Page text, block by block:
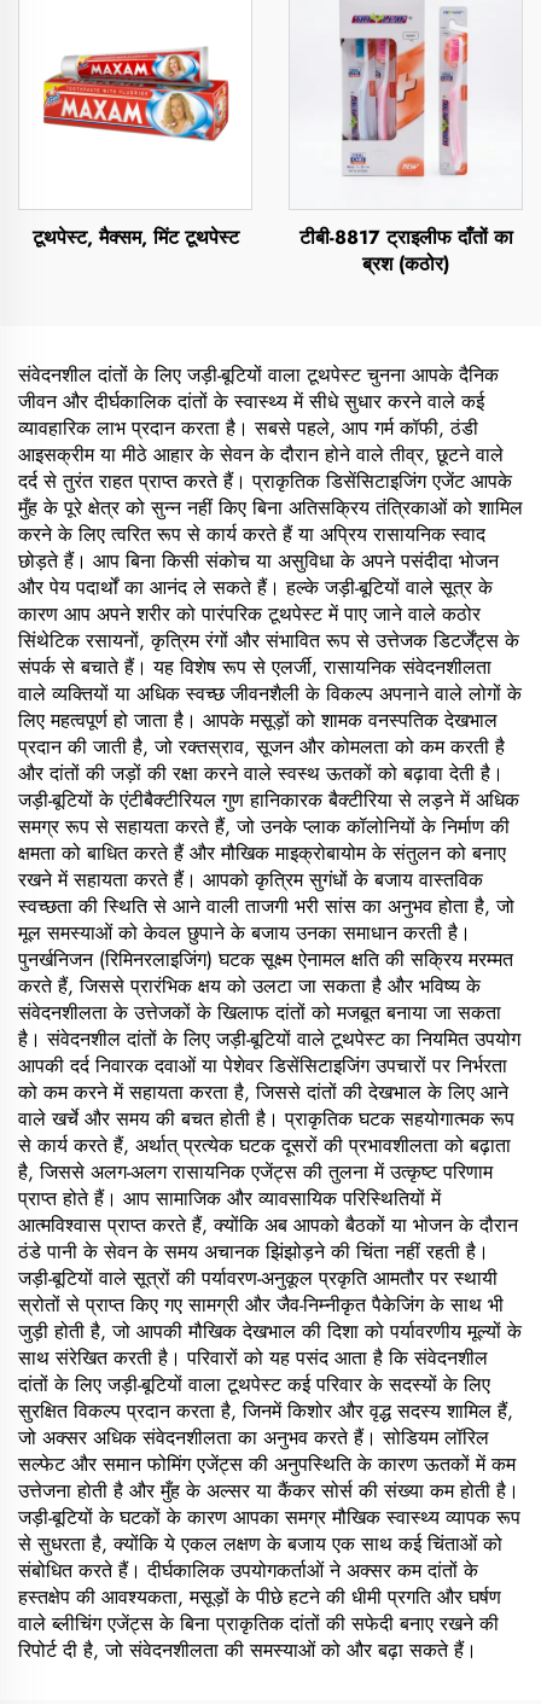
टूथपेस्ट, मैक्सम, मिंट टूथपेस्ट
टीबी-8817 ट्राइलीफ दाँतों का
ब्रश (कठोर)
संवेदनशील दांतों के लिए जड़ी-बूटियों वाला टूथपेस्ट चुनना आपके दैनिक
जीवन और दीर्घकालिक दांतों के स्वास्थ्य में सीधे सुधार करने वाले कई
व्यावहारिक लाभ प्रदान करता है। सबसे पहले, आप गर्म कॉफी, ठंडी
आइसक्रीम या मीठे आहार के सेवन के दौरान होने वाले तीव्र, छूटने वाले
दर्द से तुरंत राहत प्राप्त करते हैं। प्राकृतिक डिसेंसिटाइजिंग एजेंट आपके
मुँह के पूरे क्षेत्र को सुन्न नहीं किए बिना अतिसक्रिय तंत्रिकाओं को शामिल
करने के लिए त्वरित रूप से कार्य करते हैं या अप्रिय रासायनिक स्वाद
छोड़ते हैं। आप बिना किसी संकोच या असुविधा के अपने पसंदीदा भोजन
और पेय पदार्थों का आनंद ले सकते हैं। हल्के जड़ी-बूटियों वाले सूत्र के
कारण आप अपने शरीर को पारंपरिक टूथपेस्ट में पाए जाने वाले कठोर
सिंथेटिक रसायनों, कृत्रिम रंगों और संभावित रूप से उत्तेजक डिटर्जेंट्स के
संपर्क से बचाते हैं। यह विशेष रूप से एलर्जी, रासायनिक संवेदनशीलता
वाले व्यक्तियों या अधिक स्वच्छ जीवनशैली के विकल्प अपनाने वाले लोगों के
लिए महत्वपूर्ण हो जाता है। आपके मसूड़ों को शामक वनस्पतिक देखभाल
प्रदान की जाती है, जो रक्तस्राव, सूजन और कोमलता को कम करती है
और दांतों की जड़ों की रक्षा करने वाले स्वस्थ ऊतकों को बढ़ावा देती है।
जड़ी-बूटियों के एंटीबैक्टीरियल गुण हानिकारक बैक्टीरिया से लड़ने में अधिक
समग्र रूप से सहायता करते हैं, जो उनके प्लाक कॉलोनियों के निर्माण की
क्षमता को बाधित करते हैं और मौखिक माइक्रोबायोम के संतुलन को बनाए
रखने में सहायता करते हैं। आपको कृत्रिम सुगंधों के बजाय वास्तविक
स्वच्छता की स्थिति से आने वाली ताजगी भरी सांस का अनुभव होता है, जो
मूल समस्याओं को केवल छुपाने के बजाय उनका समाधान करती है।
पुनर्खनिजन (रिमिनरलाइजिंग) घटक सूक्ष्म ऐनामल क्षति की सक्रिय मरम्मत
करते हैं, जिससे प्रारंभिक क्षय को उलटा जा सकता है और भविष्य के
संवेदनशीलता के उत्तेजकों के खिलाफ दांतों को मजबूत बनाया जा सकता
है। संवेदनशील दांतों के लिए जड़ी-बूटियों वाले टूथपेस्ट का नियमित उपयोग
आपकी दर्द निवारक दवाओं या पेशेवर डिसेंसिटाइजिंग उपचारों पर निर्भरता
को कम करने में सहायता करता है, जिससे दांतों की देखभाल के लिए आने
वाले खर्चे और समय की बचत होती है। प्राकृतिक घटक सहयोगात्मक रूप
से कार्य करते हैं, अर्थात् प्रत्येक घटक दूसरों की प्रभावशीलता को बढ़ाता
है, जिससे अलग-अलग रासायनिक एजेंट्स की तुलना में उत्कृष्ट परिणाम
प्राप्त होते हैं। आप सामाजिक और व्यावसायिक परिस्थितियों में
आत्मविश्वास प्राप्त करते हैं, क्योंकि अब आपको बैठकों या भोजन के दौरान
ठंडे पानी के सेवन के समय अचानक झिंझोड़ने की चिंता नहीं रहती है।
जड़ी-बूटियों वाले सूत्रों की पर्यावरण-अनुकूल प्रकृति आमतौर पर स्थायी
स्रोतों से प्राप्त किए गए सामग्री और जैव-निम्नीकृत पैकेजिंग के साथ भी
जुड़ी होती है, जो आपकी मौखिक देखभाल की दिशा को पर्यावरणीय मूल्यों के
साथ संरेखित करती है। परिवारों को यह पसंद आता है कि संवेदनशील
दांतों के लिए जड़ी-बूटियों वाला टूथपेस्ट कई परिवार के सदस्यों के लिए
सुरक्षित विकल्प प्रदान करता है, जिनमें किशोर और वृद्ध सदस्य शामिल हैं,
जो अक्सर अधिक संवेदनशीलता का अनुभव करते हैं। सोडियम लॉरिल
सल्फेट और समान फोमिंग एजेंट्स की अनुपस्थिति के कारण ऊतकों में कम
उत्तेजना होती है और मुँह के अल्सर या कैंकर सोर्स की संख्या कम होती है।
जड़ी-बूटियों के घटकों के कारण आपका समग्र मौखिक स्वास्थ्य व्यापक रूप
से सुधरता है, क्योंकि ये एकल लक्षण के बजाय एक साथ कई चिंताओं को
संबोधित करते हैं। दीर्घकालिक उपयोगकर्ताओं ने अक्सर कम दांतों के
हस्तक्षेप की आवश्यकता, मसूड़ों के पीछे हटने की धीमी प्रगति और घर्षण
वाले ब्लीचिंग एजेंट्स के बिना प्राकृतिक दांतों की सफेदी बनाए रखने की
रिपोर्ट दी है, जो संवेदनशीलता की समस्याओं को और बढ़ा सकते हैं।